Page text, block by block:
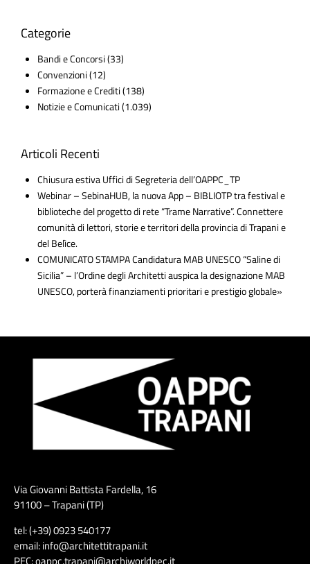
Categorie
Bandi e Concorsi(33)
Convenzioni(12)
Formazione e Crediti(138)
Notizie e Comunicati(1.039)
Articoli Recenti
Chiusura estiva Uffici di Segreteria dell’OAPPC_TP
Webinar – SebinaHUB, la nuova App – BIBLIOTP tra festival e
biblioteche del progetto di rete “Trame Narrative”. Connettere
comunità di lettori, storie e territori della provincia di Trapani e
del Belìce.
COMUNICATO STAMPA Candidatura MAB UNESCO “Saline di
Sicilia” – l’Ordine degli Architetti auspica la designazione MAB
UNESCO, porterà finanziamenti prioritari e prestigio globale»
Via Giovanni Battista Fardella, 16
91100 – Trapani (TP)
tel: (+39) 0923 540177
email: info@architettitrapani.it